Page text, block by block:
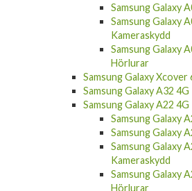
Samsung Galaxy
Samsung Galaxy
Kameraskydd
Samsung Galaxy
Hörlurar
Samsung Galaxy Xcover
Samsung Galaxy A32 4G
Samsung Galaxy A22 4G
Samsung Galaxy
Samsung Galaxy
Samsung Galaxy
Kameraskydd
Samsung Galaxy
Hörlurar